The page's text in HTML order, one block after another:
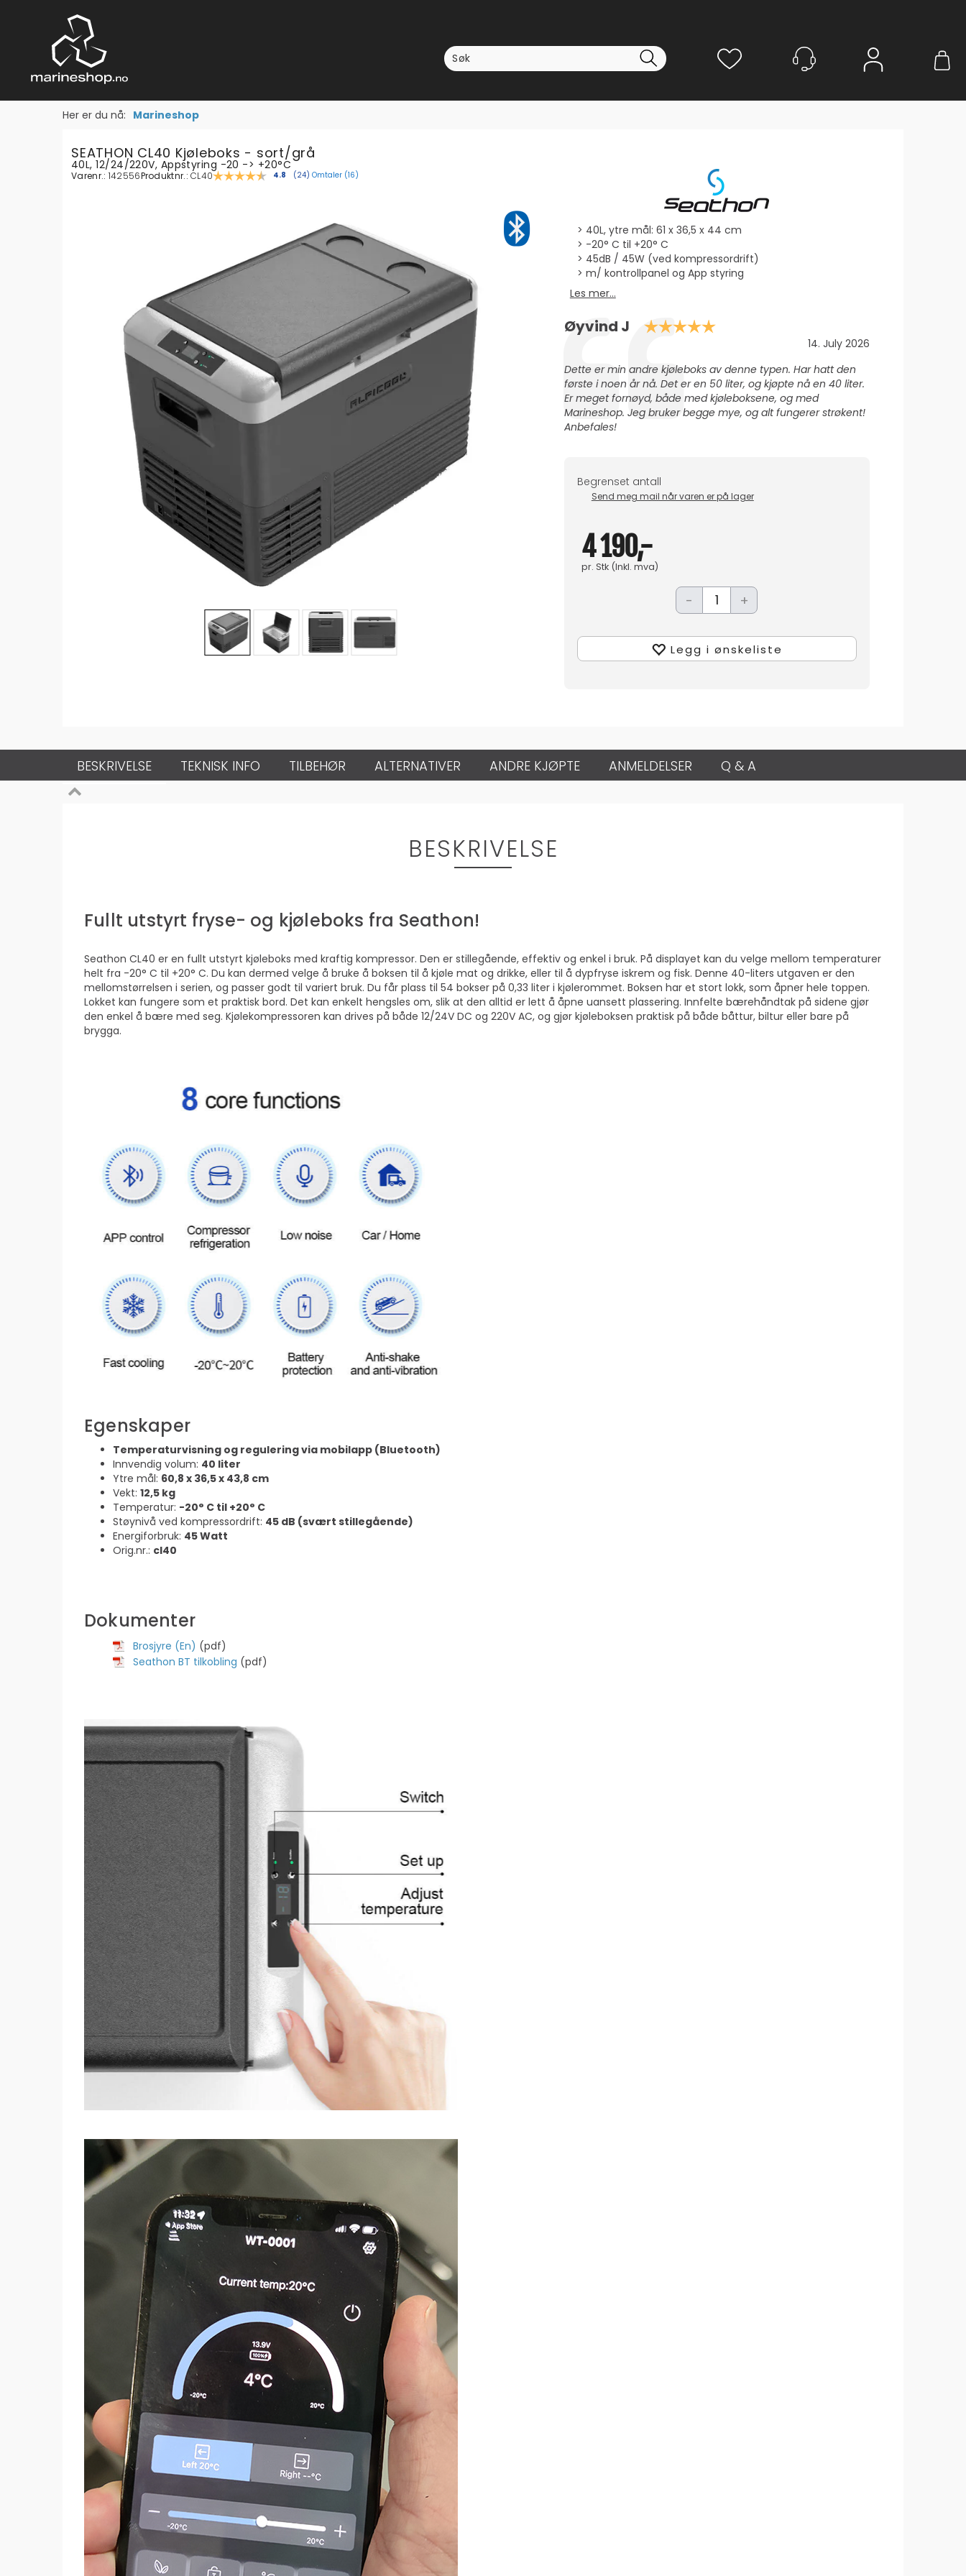
Her er du nå: Marineshop
SEATHON CL40 Kjøleboks - sort/grå
40L, 12/24/220V, Appstyring -20 -> +20°C
Varenr.: 142556Produktnr.:CL40 Gjennomsnittskarakter:
4.8 (stemmer:
24) Omtaler (16)
40L, ytre mål: 61 x 36,5 x 44 cm
-20° C til +20° C
45dB / 45W (ved kompressordrift)
m/ kontrollpanel og App styring
Les mer...
Testimonial
Forfatter:
Øyvind J Karakter: 5.0 av 5 mulige
Dato:
14. July 2026
Tekst:
Dette er min andre kjøleboks av denne typen. Har hatt den
første i noen år nå. Det er en 50 liter, og kjøpte nå en 40 liter.
Er meget fornøyd, både med kjøleboksene, og med
Marineshop. Jeg bruker begge mye, og alt fungerer strøkent!
Anbefales!
Begrenset antall
Send meg mail når varen er på lager
4 190,-
pr. Stk(Inkl. mva)
- +
Legg i ønskeliste
BESKRIVELSE TEKNISK INFO TILBEHØR ALTERNATIVER ANDRE KJØPTE ANMELDELSER Q & A
BESKRIVELSE
Fullt utstyrt fryse- og kjøleboks fra Seathon!
Seathon CL40 er en fullt utstyrt kjøleboks med kraftig kompressor. Den er stillegående, effektiv og enkel i bruk. På displayet kan du velge mellom temperaturer
helt fra -20° C til +20° C. Du kan dermed velge å bruke å boksen til å kjøle mat og drikke, eller til å dypfryse iskrem og fisk. Denne 40-liters utgaven er den
mellomstørrelsen i serien, og passer godt til variert bruk. Du får plass til 54 bokser på 0,33 liter i kjølerommet. Boksen har et stort lokk, som åpner hele toppen.
Lokket kan fungere som et praktisk bord. Det kan enkelt hengsles om, slik at den alltid er lett å åpne uansett plassering. Innfelte bærehåndtak på sidene gjør
den enkel å bære med seg. Kjølekompressoren kan drives på både 12/24V DC og 220V AC, og gjør kjøleboksen praktisk på både båttur, biltur eller bare på
brygga.
Egenskaper
Temperaturvisning og regulering via mobilapp (Bluetooth)
Innvendig volum: 40 liter
Ytre mål: 60,8 x 36,5 x 43,8 cm
Vekt: 12,5 kg
Temperatur: -20° C til +20° C
Støynivå ved kompressordrift: 45 dB (svært stillegående)
Energiforbruk: 45 Watt
Orig.nr.: cl40
Dokumenter
Brosjyre (En) (pdf)
Seathon BT tilkobling (pdf)